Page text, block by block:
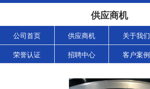
供应商机
公司首页 供应商机 关于我们
荣誉认证 招聘中心 客户案例